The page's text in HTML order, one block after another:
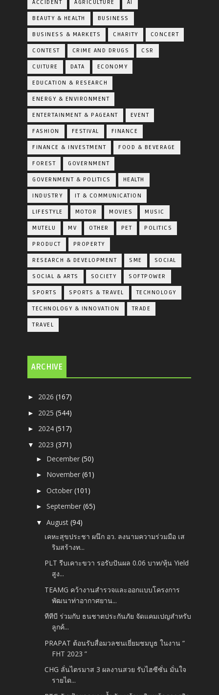
ACCIDENT AGRICULTURE AI
BEAUTY & HEALTH BUSINESS
BUSINESS & MARKETS CHARITY CONCERT
CONTEST CRIME AND DRUGS CSR
CUITURE DATA ECONOMY
EDUCATION & RESEARCH
ENERGY & ENVIRONMENT
ENTERTAINMENT & PAGEANT EVENT
FASHION FESTIVAL FINANCE
FINANCE & INVESTMENT FOOD & BEVERAGE
FOREST GOVERNMENT
GOVERNMENT & POLITICS HEALTH
INDUSTRY IT & COMMUNICATION
LIFESTYLE MOTOR MOVIES MUSIC
MUTELU MV OTHER PET POLITICS
PRODUCT PROPERTY
RESEARCH & DEVELOPMENT SME SOCIAL
SOCIAL & ARTS SOCIETY SOFTPOWER
SPORTS SPORTS & TRAVEL TECHNOLOGY
TECHNOLOGY & INNOVATION TRADE
TRAVEL
ARCHIVE
► 2026(167)
► 2025(544)
► 2024(517)
▼ 2023(371)
► December(50)
► November(61)
►October(101)
►September(65)
▼August(94)
เคหะสุขประชา ผนึก อว. ลงนามความร่วมมือ เส
ริมสร้างท...
PLT รีบเคาะขวา รอรับปันผล 0.06 บาท/หุ้น Yield
สูง...
TEAMG คว้างานสำรวจและออกแบบโครงการ
พัฒนาท่าอากาศยาน...
ทีทีบี ร่วมกับ ธนชาตประกันภัย จัดแคมเปญสำหรับ
ลูกค้...
PRAPAT ต้อนรับสื่อมวลชนเยี่ยมชมบูธ ในงาน “
FHT 2023 ”
CHG ลั่นไตรมาส 3 ผลงานสวย รับไฮซีซั่น มั่นใจ
รายได...